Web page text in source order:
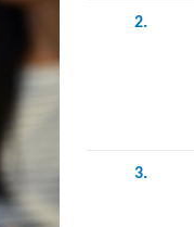
2.
3.